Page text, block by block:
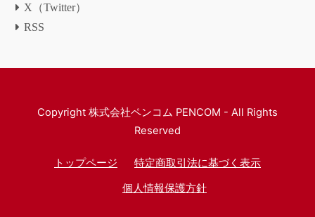
X（Twitter）
RSS
Copyright 株式会社ペンコム PENCOM - All Rights
Reserved
トップページ
特定商取引法に基づく表示
個人情報保護方針